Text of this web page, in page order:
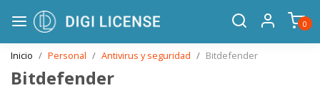
0
Inicio Personal Antivirus y seguridad Bitdefender
Bitdefender